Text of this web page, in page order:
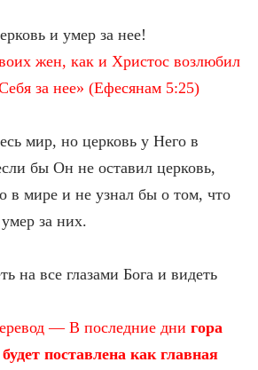
и умер за нее!
жен, как и Христос возлюбил
за нее» (Ефесянам 5:25)
мир, но церковь у Него в
бы Он не оставил церковь,
в мире и не узнал бы о том, что
за них.
на все глазами Бога и видеть
— В последние днигора
поставлена как главная